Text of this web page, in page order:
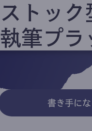
ストック
執筆プラ
書き手にな